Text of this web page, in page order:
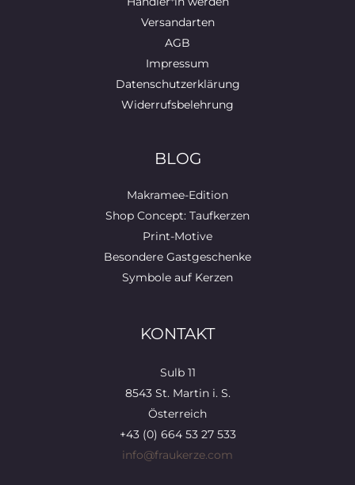
Versandarten
AGB
Impressum
Datenschutzerklärung
Widerrufsbelehrung
BLOG
Makramee-Edition
Shop Concept: Taufkerzen
Print-Motive
Besondere Gastgeschenke
Symbole auf Kerzen
KONTAKT
Sulb 11
8543 St. Martin i. S.
Österreich
+43 (0) 664 53 27 533
info@fraukerze.com